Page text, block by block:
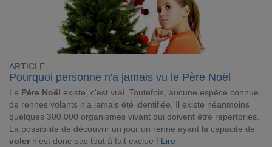
ARTICLE
Pourquoi personne n'a jamais vu le Père Noël
Le Père Noël existe, c'est vrai. Toutefois, aucune espèce connue
de rennes volants n'a jamais été identifiée. Il existe néanmoins
quelques 300.000 organismes vivant qui doivent être répertoriés.
La possibilité de découvrir un jour un renne ayant la capacité de
voler n'est donc pas tout à fait exclue ! Lire